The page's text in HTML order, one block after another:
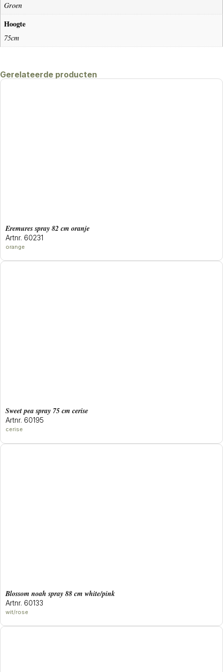
Groen
Hoogte
75cm
Gerelateerde producten
eremures spray 82 cm oranje
Artnr. 60231
orange
sweet pea spray 75 cm cerise
Artnr. 60195
cerise
blossom noah spray 88 cm white/pink
Artnr. 60133
wit/rose